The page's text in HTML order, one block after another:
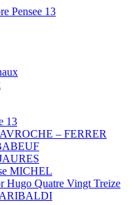
13
Libre Pensée ni dieu ni
13
– FERRER
MICHEL
Quatre Vingt Treize